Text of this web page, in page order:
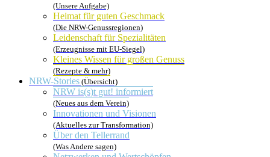
(Unsere Aufgabe)
Heimat für guten Geschmack
(Die NRW-Genussregionen)
Leidenschaft für Spezialitäten
(Erzeugnisse mit EU-Siegel)
Kleines Wissen für großen Genuss
(Rezepte & mehr)
NRW-Stories (Übersicht)
NRW is(s)t gut! informiert
(Neues aus dem Verein)
Innovationen und Visionen
(Aktuelles zur Transformation)
Über den Tellerrand
(Was Andere sagen)